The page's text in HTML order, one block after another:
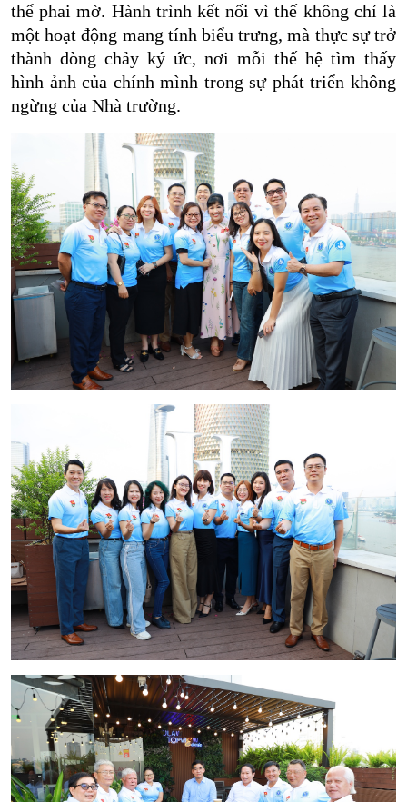
thể phai mờ. Hành trình kết nối vì thế không chỉ là
một hoạt động mang tính biểu trưng, mà thực sự trở
thành dòng chảy ký ức, nơi mỗi thế hệ tìm thấy
hình ảnh của chính mình trong sự phát triển không
ngừng của Nhà trường.